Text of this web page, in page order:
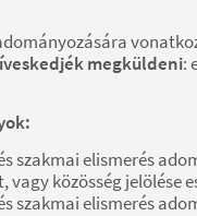
adományozására
megküldeni:
szakmai elismerés
vagy közösség jelölése
szakmai elismerés